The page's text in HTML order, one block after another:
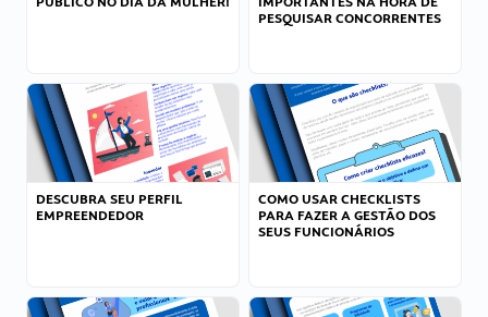
PESQUISAR CONCORRENTES
DESCUBRA SEU PERFIL
EMPREENDEDOR
COMO USAR CHECKLISTS
PARA FAZER A GESTÃO DOS
SEUS FUNCIONÁRIOS